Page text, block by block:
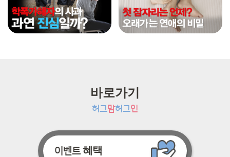
바로가기
허그맘허그인
이벤트혜택